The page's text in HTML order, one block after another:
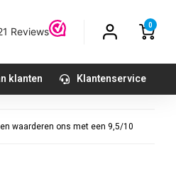
0
klanten Klantenservice
waarderen ons met een 9,5/10